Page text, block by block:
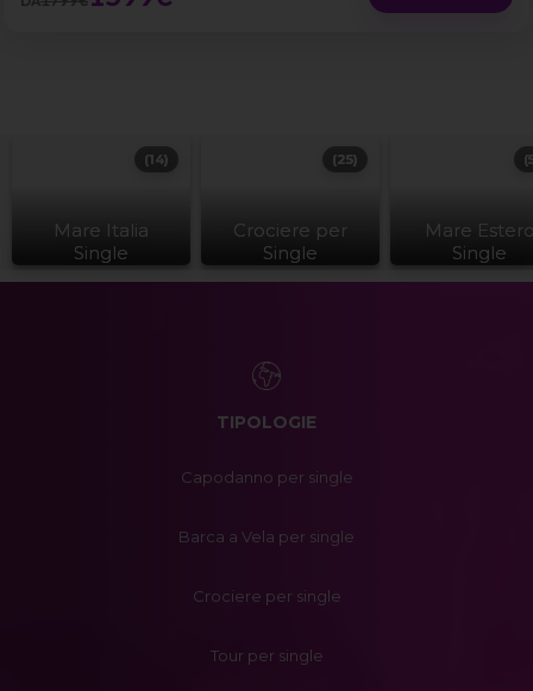
Mare Italia
Single
(14)
Crociere per
Single
(25)
Mare
Single
TIPOLOGIE
Capodanno per single
Barca a Vela per single
Crociere per single
Tour per single